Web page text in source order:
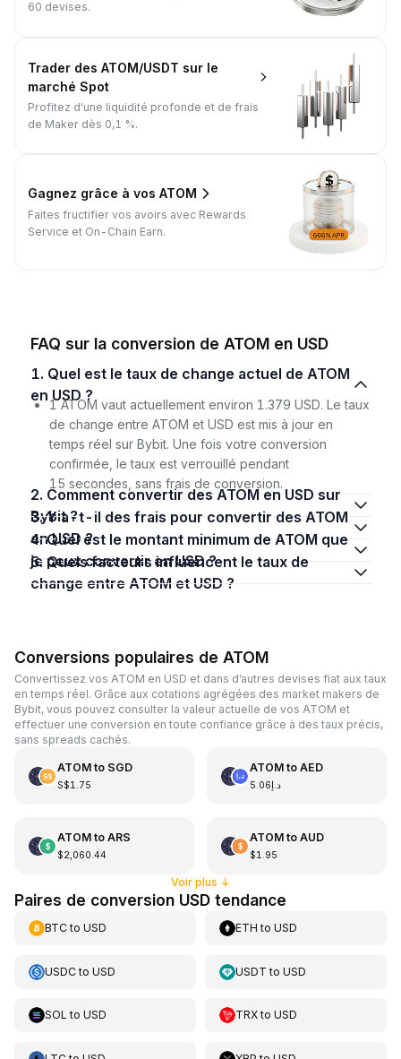
60 devises.
Trader des ATOM/USDT sur le
marché Spot
Profitez d'une liquidité profonde et de frais
de Maker dès 0,1 %.
Gagnez grâce à vos ATOM
Faites fructifier vos avoirs avec Rewards
Service et On-Chain Earn.
FAQ sur la conversion de ATOM en USD
1. Quel est le taux de change actuel de ATOM
en USD ?
1 ATOM vaut actuellement environ 1.379 USD. Le taux
de change entre ATOM et USD est mis à jour en
temps réel sur Bybit. Une fois votre conversion
confirmée, le taux est verrouillé pendant
15 secondes, sans frais de conversion.
2. Comment convertir des ATOM en USD sur
Bybit ?
3. Y a-t-il des frais pour convertir des ATOM
en USD ?
4. Quel est le montant minimum de ATOM que
je peux convertir en USD ?
5. Quels facteurs influencent le taux de
change entre ATOM et USD ?
Conversions populaires de ATOM
Convertissez vos ATOM en USD et dans d’autres devises fiat aux taux
en temps réel. Grâce aux cotations agrégées des market makers de
Bybit, vous pouvez consulter la valeur actuelle de vos ATOM et
effectuer une conversion en toute confiance grâce à des taux précis,
sans spreads cachés.
ATOMto SGD
S$1.75
ATOMto AED
د.إ5.06
ATOMto ARS
$2,060.44
ATOMto AUD
$1.95
Voir plus ↓
Paires de conversion USD tendance
BTCto USD ETH toUSD
USDCto USD USDT toUSD
SOL to USD TRXtoUSD